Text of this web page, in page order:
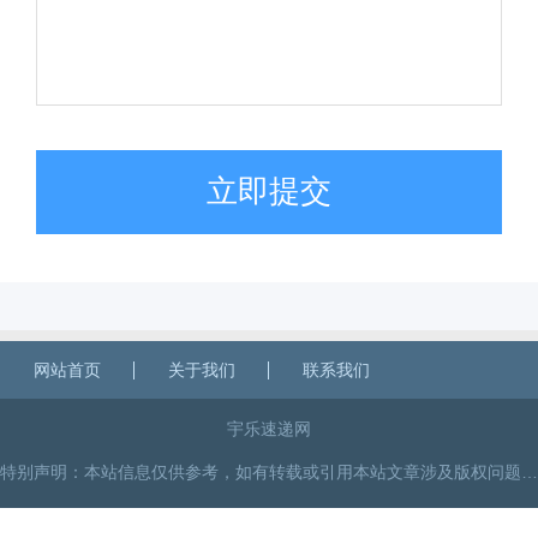
立即提交
网站首页 关于我们 联系我们
宇乐速递网